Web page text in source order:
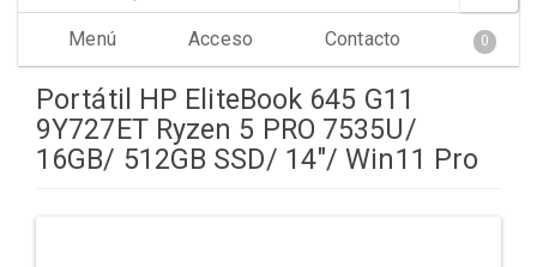
Menú Acceso Contacto 0
Portátil HP EliteBook 645 G11
9Y727ET Ryzen 5 PRO 7535U/
16GB/ 512GB SSD/ 14"/ Win11 Pro